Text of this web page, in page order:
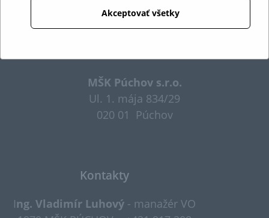
Cookies
MŠK Púchov s.r.o.
Ul. 1. mája 834/29
020 01 Púchov
Kontakty
Ing. Vladimír Luhový - manažér VO
Akceptovať všetky